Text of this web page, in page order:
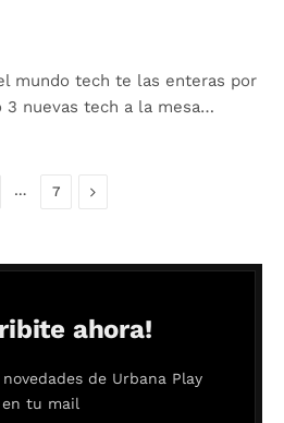
mundo tech te las enteras por
nuevas tech a la mesa…
… 7 Siguiente
ahora!
de Urbana Play
en tu mail